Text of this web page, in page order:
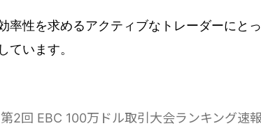
率性を求めるアクティブなトレーダーにと
ています。
第2回 EBC 100万ドル取引大会ランキング速